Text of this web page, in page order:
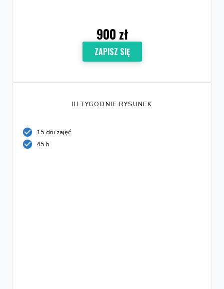
900 zł
ZAPISZ SIĘ
III TYGODNIE RYSUNEK
15 dni zajęć
45 h